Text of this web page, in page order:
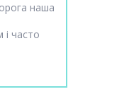
наша
і часто